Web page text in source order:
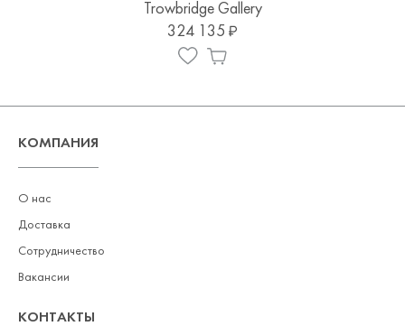
Trowbridge Gallery
324 135
КОМПАНИЯ
О нас
Доставка
Сотрудничество
Вакансии
КОНТАКТЫ